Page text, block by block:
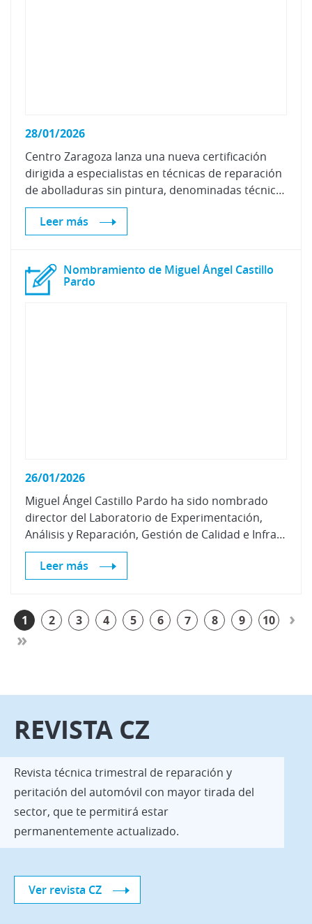
28/01/2026
Centro Zaragoza lanza una nueva certificación
dirigida a especialistas en técnicas de reparación
de abolladuras sin pintura, denominadas técnicas PDR
Leer más
Nombramiento de Miguel Ángel Castillo
Pardo
26/01/2026
Miguel Ángel Castillo Pardo ha sido nombrado
director del Laboratorio de Experimentación,
Análisis y Reparación, Gestión de Calidad e Infraestructuras de Centro Zaragoza
Leer más
1 2 3 4 5 6 7 8 9 10
›
»
REVISTA CZ
Revista técnica trimestral de reparación y
peritación del automóvil con mayor tirada del
sector, que te permitirá estar
permanentemente actualizado.
Ver revista CZ